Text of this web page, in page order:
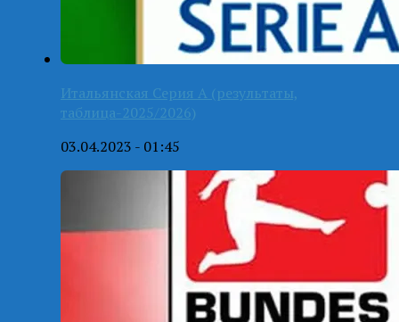
Итальянская Серия А (результаты,
таблица-2025/2026)
03.04.2023 - 01:45